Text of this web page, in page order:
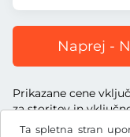
Ta spletna stran
Naprej -
Prikazane cene
za storitev in